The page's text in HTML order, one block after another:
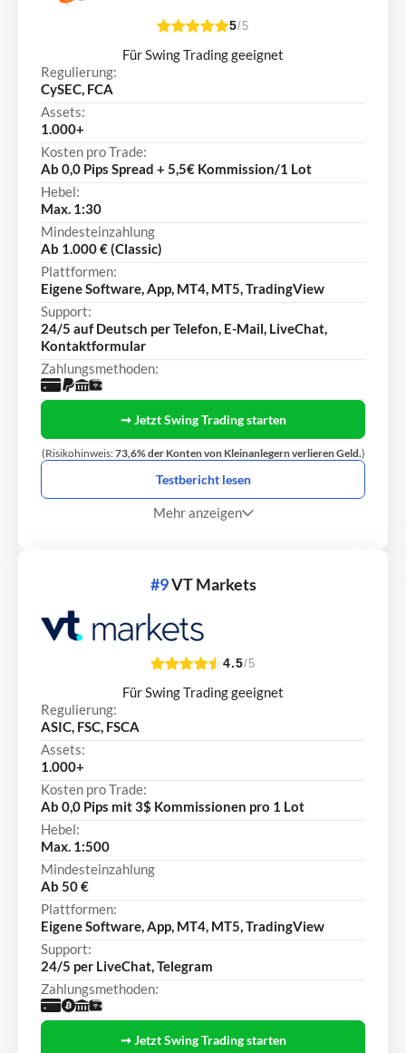
5/5
Für Swing Trading geeignet
Regulierung:
CySEC, FCA
Assets:
1.000+
Kosten pro Trade:
Ab 0,0 Pips Spread + 5,5€ Kommission/1 Lot
Hebel:
Max. 1:30
Mindesteinzahlung
Ab 1.000 € (Classic)
Plattformen:
Eigene Software, App, MT4, MT5, TradingView
Support:
24/5 auf Deutsch per Telefon, E-Mail, LiveChat,
Kontaktformular
Zahlungsmethoden:
➞ Jetzt Swing Trading starten
(Risikohinweis:73,6% der Konten von Kleinanlegern verlieren Geld.)
Testbericht lesen
Mehr anzeigen
#9VT Markets
4.5/5
Für Swing Trading geeignet
Regulierung:
ASIC, FSC, FSCA
Assets:
1.000+
Kosten pro Trade:
Ab 0,0 Pips mit 3$ Kommissionen pro 1 Lot
Hebel:
Max. 1:500
Mindesteinzahlung
Ab 50 €
Plattformen:
Eigene Software, App, MT4, MT5, TradingView
Support:
24/5 per LiveChat, Telegram
Zahlungsmethoden:
➞ Jetzt Swing Trading starten